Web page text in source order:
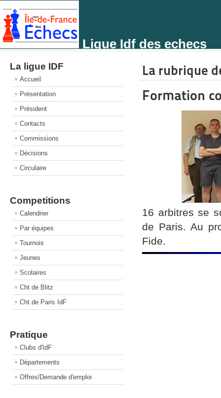
Ligue Idf des echecs
La ligue IDF
Accueil
Présentation
Président
Contacts
Commissions
Décisions
Circulaire
Competitions
Calendrier
Par équipes
Tournois
Jeunes
Scolaires
Cht de Blitz
Cht de Paris IdF
Pratique
Clubs d'IdF
Départements
Offres/Demande d'emploi
La rubrique
Formation
16 arbitres se
de Paris. Au
Fide.